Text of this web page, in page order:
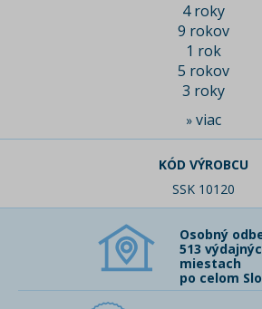
4 roky
9 rokov
1 rok
5 rokov
3 roky
» viac
KÓD VÝROBCU
SSK 10120
Osobný
513
miestach
po celom